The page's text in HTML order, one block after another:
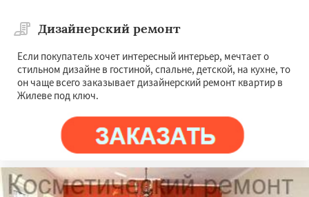
Дизайнерский ремонт
Если покупатель хочет интересный интерьер, мечтает о
стильном дизайне в гостиной, спальне, детской, на кухне, то
он чаще всего заказывает дизайнерский ремонт квартир в
Жилеве под ключ.